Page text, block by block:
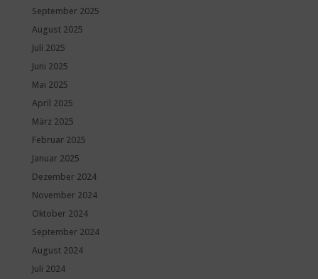
September 2025
August 2025
Juli 2025
Juni 2025
Mai 2025
April 2025
März 2025
Februar 2025
Januar 2025
Dezember 2024
November 2024
Oktober 2024
September 2024
August 2024
Juli 2024